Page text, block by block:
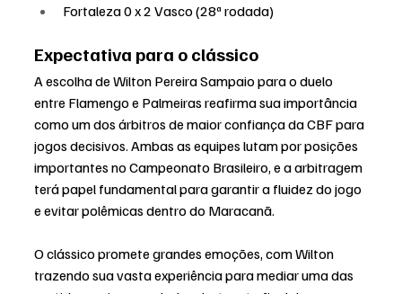
Fortaleza 0 x 2 Vasco (28ª rodada)
Expectativa para o clássico
A escolha de Wilton Pereira Sampaio para o duelo
entre Flamengo e Palmeiras reafirma sua importância
como um dos árbitros de maior confiança da CBF para
jogos decisivos. Ambas as equipes lutam por posições
importantes no Campeonato Brasileiro, e a arbitragem
terá papel fundamental para garantir a fluidez do jogo
e evitar polêmicas dentro do Maracanã.
O clássico promete grandes emoções, com Wilton
trazendo sua vasta experiência para mediar uma das